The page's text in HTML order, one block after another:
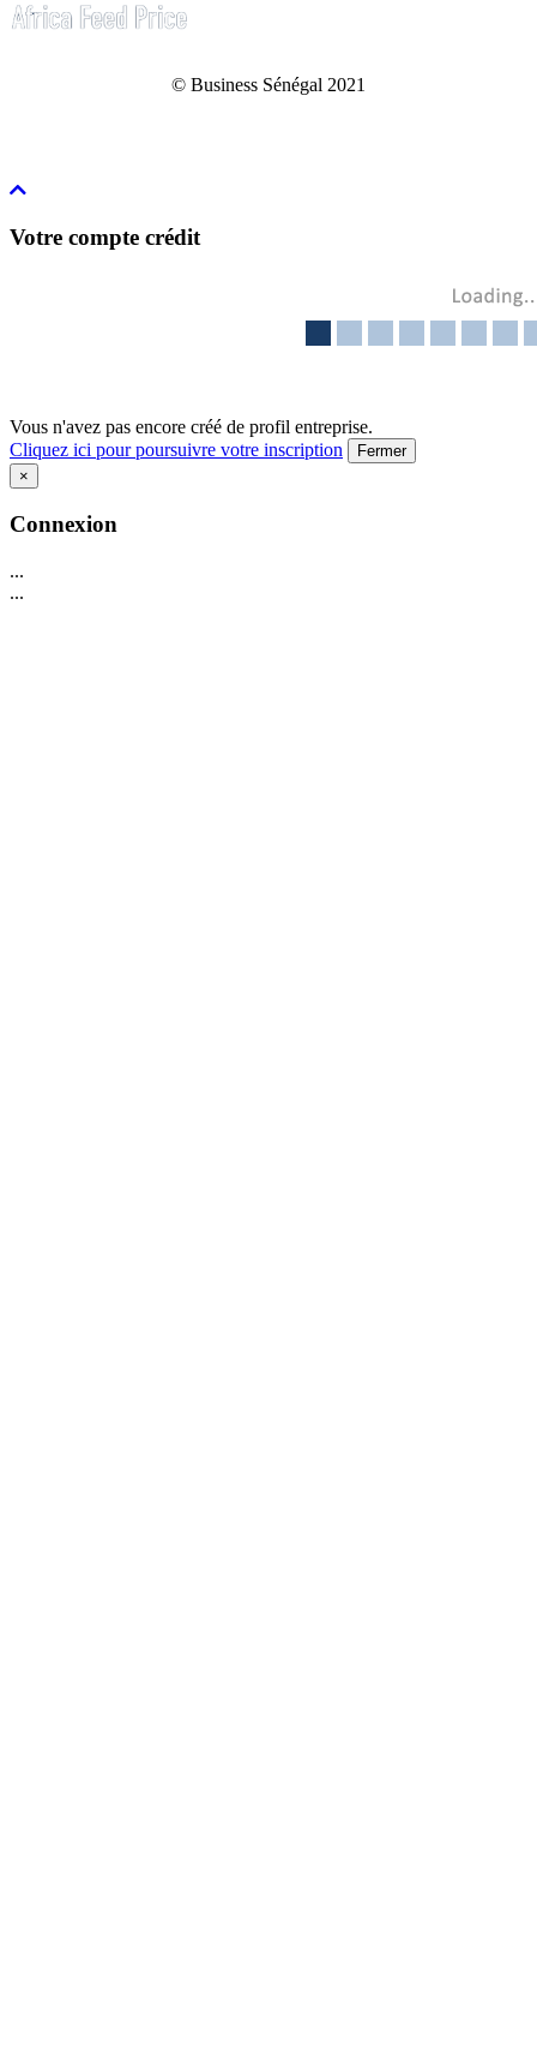
© Business Sénégal 2021
Votre compte crédit
Vous n'avez pas encore créé de profil entreprise.
Cliquez ici pour poursuivre votre inscription
Fermer
×
Connexion
...
...